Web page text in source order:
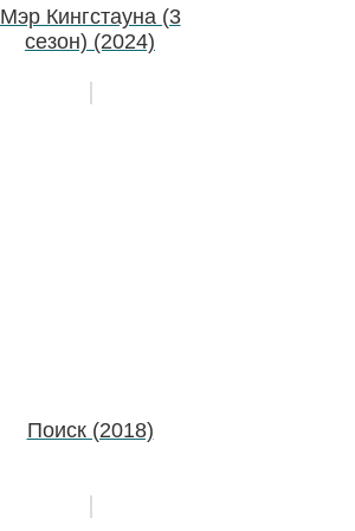
Мэр Кингстауна (3
сезон) (2024)
Поиск (2018)